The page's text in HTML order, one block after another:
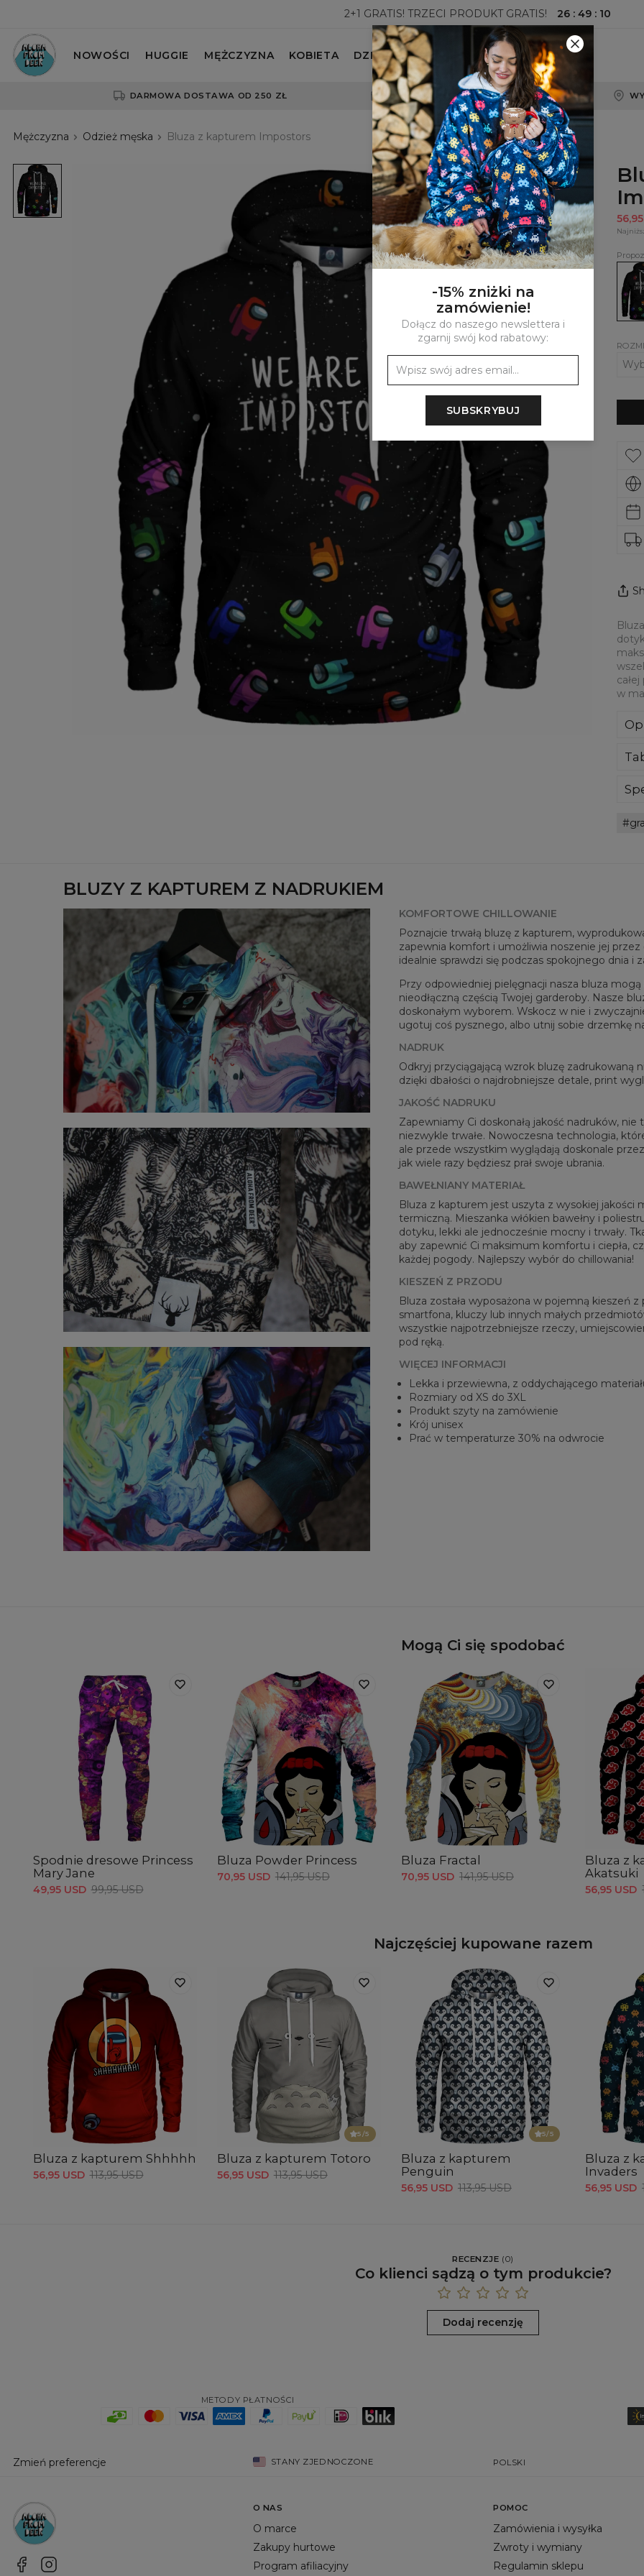
2+1 GRATIS! TRZECI PRODUKT GRATIS! 26: 49: 08
NOWOŚCI HUGGIE MĘŻCZYZNA KOBIETA DZIECKO
DARMOWA DOSTAWA OD 250 ZŁ 100-DNIOWE PRAWO ZWROTU
Mężczyzna Odzież męska Bluza z kapturem Impostors
Bluza
w
B -
C -
gra
BLUZY Z KAPTUREM Z NADRUKIEM
KOMFORTOWE CHILLOWANIE
Poznajcie trwałą bluzę z kapturem,
zapewnia komfort i umożliwia noszenie jej przez
idealnie sprawdzi się podczas spokojnego dnia
Przy odpowiedniej pielęgnacji nasza bluza
nieodłączną częścią Twojej garderoby. Nasze
doskonałym wyborem. Wskocz w nie i
ugotuj coś pysznego, albo utnij sobie drzemkę
NADRUK
Odkryj przyciągającą wzrok bluzę
dzięki dbałości o najdrobniejsze detale, print
JAKOŚĆ NADRUKU
Zapewniamy Ci doskonałą jakość nadruków,
niezwykle trwałe. Nowoczesna technologia,
ale przede wszystkim wyglądają doskonale
jak wiele razy będziesz prał swoje ubrania.
BAWEŁNIANY MATERIAŁ
Bluza z kapturem jest uszyta z wysokiej jakości
termiczną. Mieszanka włókien bawełny i
dotyku, lekki ale jednocześnie mocny i trwały.
aby zapewnić Ci maksimum komfortu i ciepła,
każdej pogody. Najlepszy wybór do chillowania!
KIESZEŃ Z PRZODU
Bluza została wyposażona w pojemną kieszeń
smartfona, kluczy lub innych małych
wszystkie najpotrzebniejsze rzeczy,
pod ręką.
WIĘCEJ INFORMACJI
Lekka i przewiewna, z oddychającego
Rozmiary od XS do 3XL
Produkt szyty na zamówienie
Krój unisex
Prać w temperaturze 30% na odwrocie
Mogą Ci się spodobać
Spodnie dresowe Princess
Mary Jane
49,95 USD 99,95 USD
Bluza Powder Princess
70,95 USD 141,95 USD
Bluza Fractal
70,95 USD 141,95 USD
Bluza z
Akatsuki
56,95 USD
Najczęściej kupowane razem
Bluza z kapturem Shhhhh
56,95 USD 113,95 USD
5/5
Bluza z kapturem Totoro
56,95 USD 113,95 USD
5/5
Bluza z kapturem
Penguin
56,95 USD 113,95 USD
Bluza z
Invaders
56,95 USD
RECENZJE (0)
Co klienci sądzą o tym produkcie?
Dodaj recenzję
METODY PŁATNOŚCI
Zmień preferencje STANY ZJEDNOCZONE POLSKI
O NAS
O marce
Zakupy hurtowe
Program afiliacyjny
POMOC
Zamówienia i wysyłka
Zwroty i wymiany
Regulamin sklepu
-15% zniżki na
zamówienie!
Dołącz do naszego newslettera i
zgarnij swój kod rabatowy:
SUBSKRYBUJ